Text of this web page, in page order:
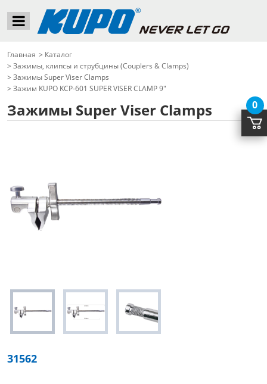
Главная > Каталог
> Зажимы, клипсы и струбцины (Couplers & Clamps)
> Зажимы Super Viser Clamps
> Зажим KUPO KCP-601 SUPER VISER CLAMP 9"
Зажимы Super Viser Clamps
31562
0